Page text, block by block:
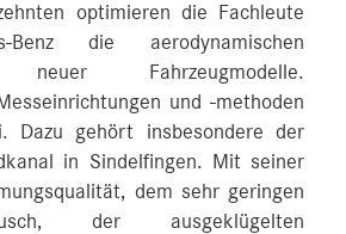
optimieren die Fachleute
die aerodynamischen
neuer Fahrzeugmodelle.
und -methoden
Dazu gehört insbesondere der
in Sindelfingen. Mit seiner
dem sehr geringen
der ausgeklügelten